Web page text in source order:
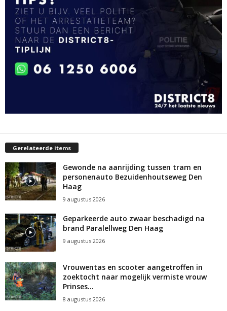
Gerelateerde items
Gewonde na aanrijding tussen tram en
personenauto Bezuidenhoutseweg Den
Haag
9 augustus 2026
Geparkeerde auto zwaar beschadigd na
brand Paralellweg Den Haag
9 augustus 2026
Vrouwentas en scooter aangetroffen in
zoektocht naar mogelijk vermiste vrouw
Prinses...
8 augustus 2026